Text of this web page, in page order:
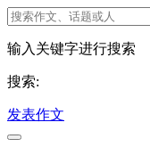
输入关键字进行搜索
搜索:
发表作文